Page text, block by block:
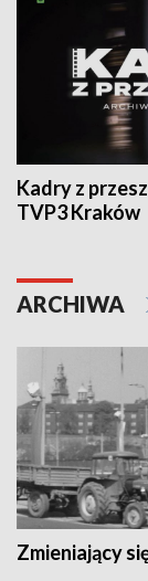
Kadry z
TVP3 Kraków
ARCHIWA
Zmieniający